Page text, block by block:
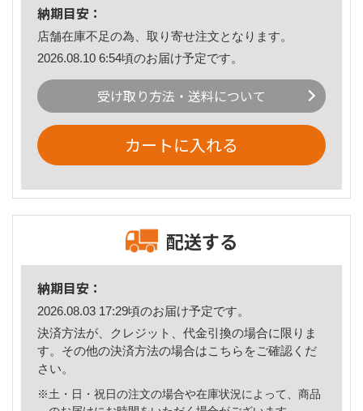
納期目安：
店舗在庫不足の為、取り寄せ注文となります。
2026.08.10 6:54頃のお届け予定です。
受け取り方法・送料について
カートに入れる
配送する
納期目安：
2026.08.03 17:29頃のお届け予定です。
決済方法が、クレジット、代金引換の場合に限りま
す。その他の決済方法の場合はこちら をご確認くだ
さい。
※土・日・祝日の注文の場合や在庫状況によって、商品